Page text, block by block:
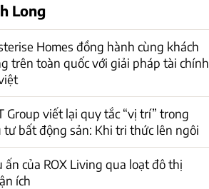
Long
Homes đồng hành cùng khách
trên toàn quốc với giải pháp tài chính
Group viết lại quy tắc “vị trí” trong
tư bất động sản: Khi tri thức lên ngôi
ấn của ROX Living qua loạt đô thị
ích